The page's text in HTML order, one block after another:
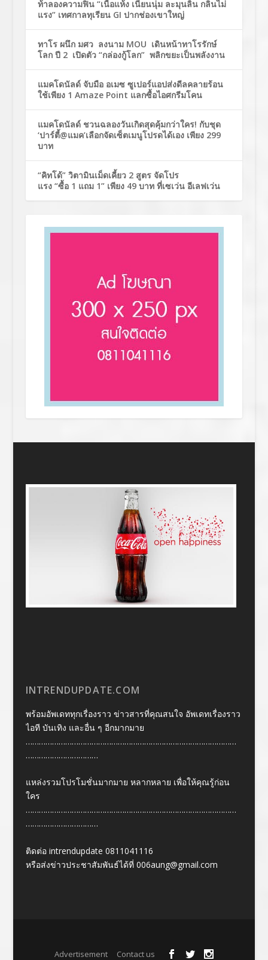
ท้าลองความฟิน “เนื้อแห้ง เนียนนุ่ม ละมุนลิ้น กลิ่นไม่
แรง” เทศกาลทุเรียน GI ปากช่องเขาใหญ่
ทาโร ผนึก มศว ลงนาม MOU เดินหน้าทาโรรักษ์
โลก ปี 2 เปิดตัว “กล่องกู้โลก” พลิกขยะเป็นพลังงาน
แมคโดนัลด์ จับมือ อเมซ ซูเปอร์แอปส่งดีลคลายร้อน
ใช้เพียง 1 Amaze Point แลกซื้อไอศกรีมโคน
แมคโดนัลด์ ชวนฉลองวันเกิดสุดคุ้มกว่าใคร! กับชุด
‘ปาร์ตี้@แมค’เลือกจัดเซ็ตเมนูโปรดได้เอง เพียง 299
บาท
“คิทโด้” วิตามินเม็ดเคี้ยว 2 สูตร จัดโปร
แรง “ซื้อ 1 แถม 1” เพียง 49 บาท ที่เซเว่น อีเลฟเว่น
INTRENDUPDATE.COM
พร้อมอัพเดททุกเรื่องราว ข่าวสารที่คุณสนใจ อัพเดทเรื่องราว
ไอที บันเทิง และอื่น ๆ อีกมากมาย
……………………………………………………………………………………
……………………………
แหล่งรวมโปรโมชั่นมากมาย หลากหลาย เพื่อให้คุณรู้ก่อน
ใคร
……………………………………………………………………………………
……………………………
ติดต่อ intrendupdate 0811041116
หรือส่งข่าวประชาสัมพันธ์ได้ที่ 006aung@gmail.com
Advertisement Contact us